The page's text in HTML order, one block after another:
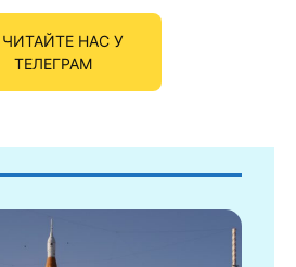
ЧИТАЙТЕ НАС У
ТЕЛЕГРАМ